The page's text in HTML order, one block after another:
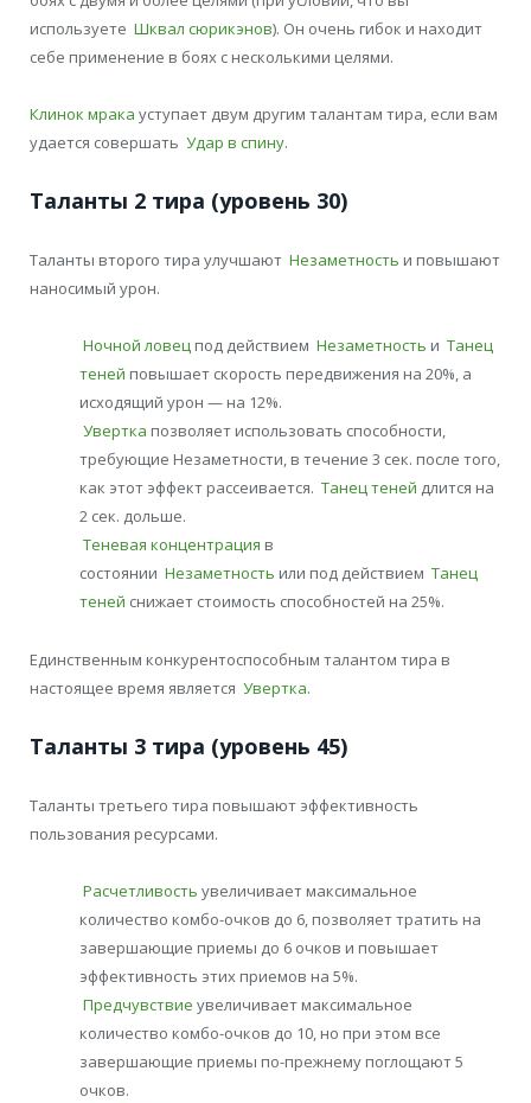
используете Шквал сюрикэнов). Он очень гибок и находит
себе применение в боях с несколькими целями.
Клинок мрака уступает двум другим талантам тира, если вам
удается совершать Удар в спину.
Таланты 2 тира (уровень 30)
Таланты второго тира улучшают Незаметность и повышают
наносимый урон.
Ночной ловец под действием Незаметность и Танец
теней повышает скорость передвижения на 20%, а
исходящий урон — на 12%.
Увертка позволяет использовать способности,
требующие Незаметности, в течение 3 сек. после того,
как этот эффект рассеивается. Танец теней длится на
2 сек. дольше.
Теневая концентрация в
состоянии Незаметность или под действием Танец
теней снижает стоимость способностей на 25%.
Единственным конкурентоспособным талантом тира в
настоящее время является Увертка.
Таланты 3 тира (уровень 45)
Таланты третьего тира повышают эффективность
пользования ресурсами.
Расчетливость увеличивает максимальное
количество комбо-очков до 6, позволяет тратить на
завершающие приемы до 6 очков и повышает
эффективность этих приемов на 5%.
Предчувствие увеличивает максимальное
количество комбо-очков до 10, но при этом все
завершающие приемы по-прежнему поглощают 5
очков.